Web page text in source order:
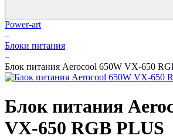
Power-art
–
Блоки питания
–
Блок питания Aerocool 650W VX-650
Блок питания
VX-650 RGB PLUS